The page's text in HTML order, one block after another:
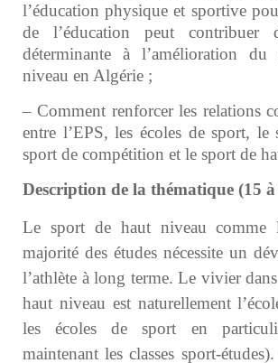
l’éducation physique et sportive
de l’éducation peut contribuer
déterminante à l’amélioration
niveau en Algérie ;
– Comment renforcer les relations
entre l’EPS, les écoles de sport, le
sport de compétition et le sport de
Description de la thématique (15
Le sport de haut niveau comme
majorité des études nécessite un
l’athlète à long terme. Le vivier
haut niveau est naturellement
les écoles de sport en
maintenant les classes sport-